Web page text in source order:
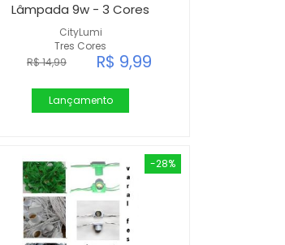
CityLumi
Tres Cores
Lâmpada 9w - 3 Cores
R$ 14,99 R$ 9,99
Lançamento
-28%